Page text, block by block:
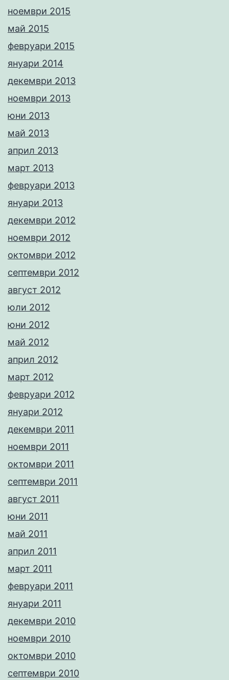
ноември 2015
май 2015
февруари 2015
януари 2014
декември 2013
ноември 2013
юни 2013
май 2013
април 2013
март 2013
февруари 2013
януари 2013
декември 2012
ноември 2012
октомври 2012
септември 2012
август 2012
юли 2012
юни 2012
май 2012
април 2012
март 2012
февруари 2012
януари 2012
декември 2011
ноември 2011
октомври 2011
септември 2011
август 2011
юни 2011
май 2011
април 2011
март 2011
февруари 2011
януари 2011
декември 2010
ноември 2010
октомври 2010
септември 2010